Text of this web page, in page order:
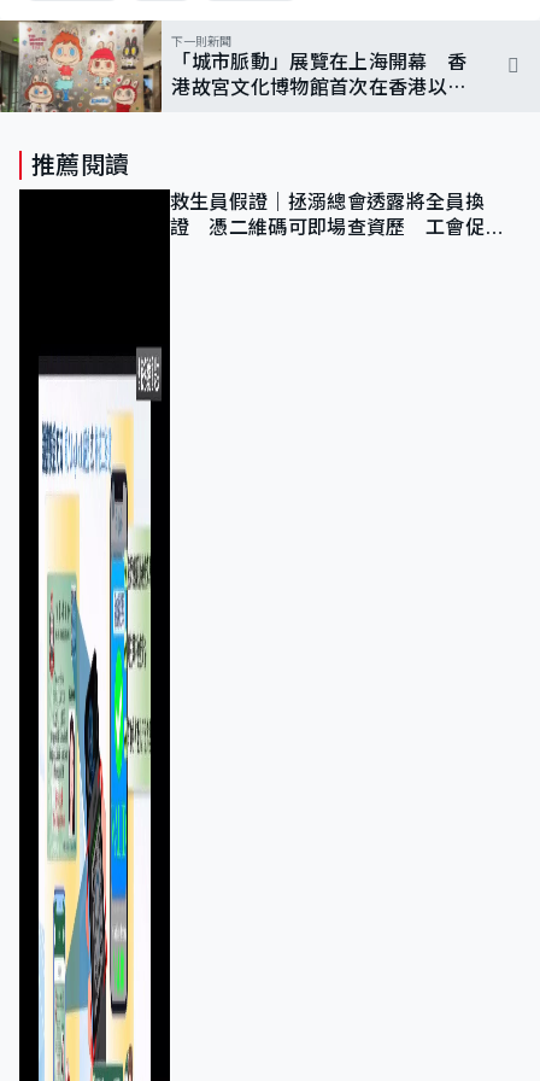
下一則新聞
「城市脈動」展覽在上海開幕 香
港故宮文化博物館首次在香港以外
推薦閱讀
救生員假證｜拯溺總會透露將全員換
證 憑二維碼可即場查資歷 工會促加